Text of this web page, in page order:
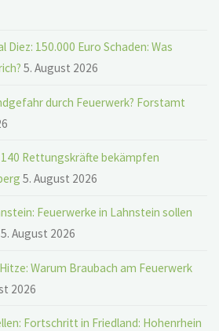
Diez: 150.000 Euro Schaden: Was
5. August 2026
durch Feuerwerk? Forstamt
Rettungskräfte bekämpfen
5. August 2026
Feuerwerke in Lahnstein sollen
5. August 2026
Warum Braubach am Feuerwerk
2026
Fortschritt in Friedland: Hohenrhein